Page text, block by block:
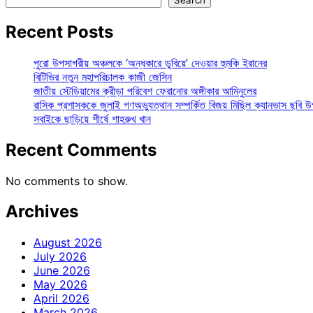
Recent Posts
পুরো উপসাগরীয় অঞ্চলকে ‘অন্ধকারে ডুবিয়ে’ দেওয়ার হুমকি ইরানের
বিটিভির নতুন মহাপরিচালক কাজী জেসিন
জাতীয় স্টেডিয়ামের ক্রীড়া পরিবেশ ফেরানোর অঙ্গীকার আমিনুলের
রাসিক প্রশাসককে জুলাই গণঅভ্যুত্থান সম্পর্কিত বিজয় মিছিল ক্যানভাস ছবি
সবাইকে ছাড়িয়ে শীর্ষে শাহরুখ খান
Recent Comments
No comments to show.
Archives
August 2026
July 2026
June 2026
May 2026
April 2026